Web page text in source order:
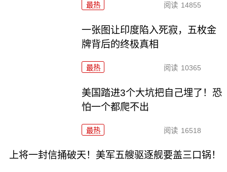
最热 阅读 14855
一张图让印度陷入死寂，五枚金
牌背后的终极真相
最热 阅读 10365
美国踏进3个大坑把自己埋了！恐
怕一个都爬不出
最热 阅读 16518
上将一封信捅破天！美军五艘驱逐舰要盖三口锅！